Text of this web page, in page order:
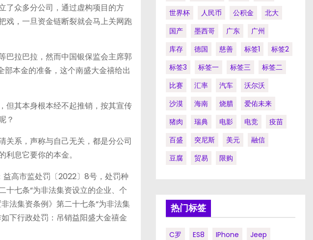
了众多分公司，通过虚构项目的方
戏，一旦资金链断裂就会马上关网跑
巴拉巴拉，然而中国银保监会主席郭
部本金的准备，这个南盛大金禧给出
但其本身根本经不起推销，按其宣传
？
关系，声称与自己无关，都是分公司
息它要你的本金。
高市监处罚〔2022〕8号，处罚种
十七条“为非法集资设立的企业、个
法集资条例》第二十七条“为非法集
下行政处罚：吊销益阳盛大金禧金
世界杯
人民币 公积金
北大
国产
墨西哥 广东
广州
库存
德国 慈善 标签1
标签2
标签3
标签一 标签三
标签二
比赛
汇率 汽车
沃尔沃
沙漠
海南 烧腊
爱佑未来
猪肉
瑞典 电影 电竞
疫苗
百盛
突尼斯 美元
融信
豆腐
贸易 限购
热门标签
C罗 ES8 IPhone
Jeep